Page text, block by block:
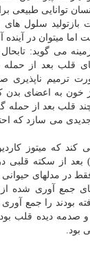
توانایی طبیعی
بازتولید سلول
میتوان در آینده
می گوید:
قلب بعد از حمله
ترمیم ناپذیری
خون به اعضای
قلب بعد از حمله
می سازد که
کند که میتوز
از سکته قلبی
در مدلهای
جمع آوری شده از
بودند را جمع آوری
و صدمه دیده قلب
بود.